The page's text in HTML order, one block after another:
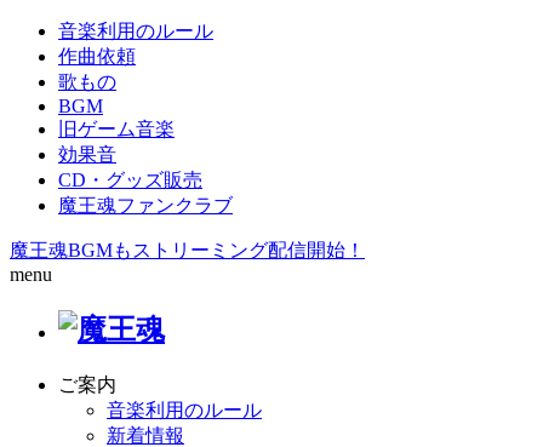
音楽利用のルール
作曲依頼
歌もの
BGM
旧ゲーム音楽
効果音
CD・グッズ販売
魔王魂ファンクラブ
魔王魂BGMもストリーミング配信開始！
menu
ご案内
音楽利用のルール
新着情報